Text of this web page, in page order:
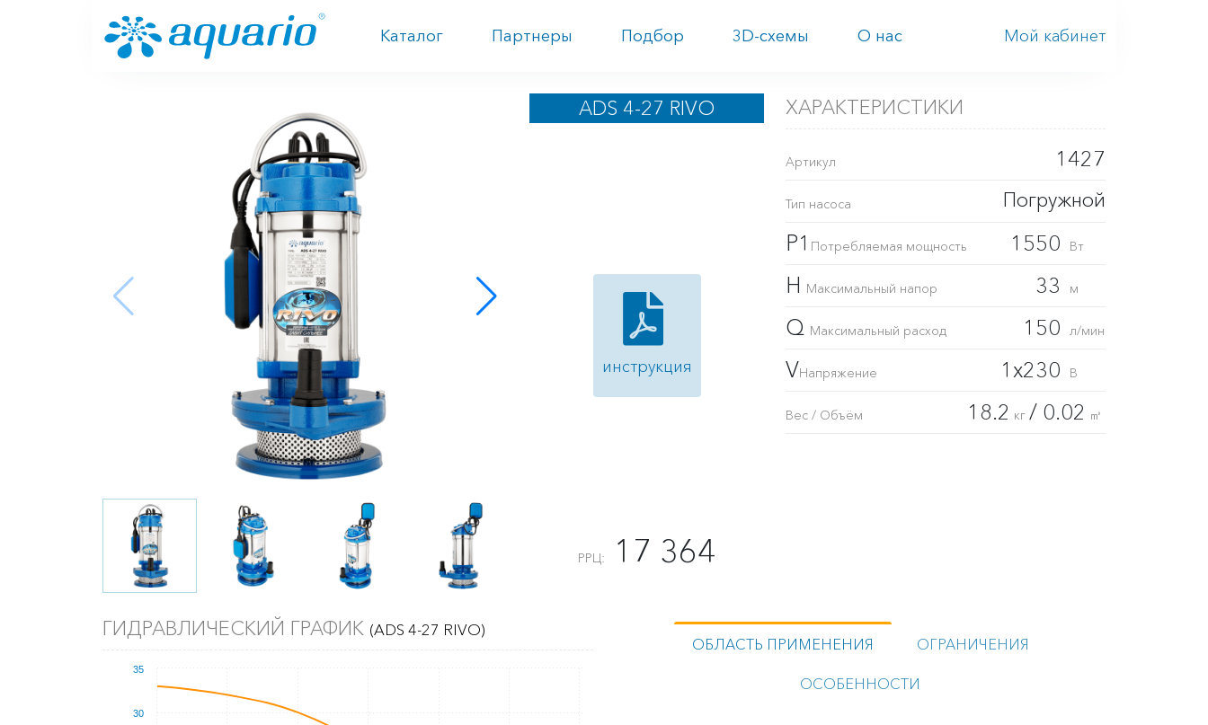
Каталог Партнеры Подбор 3D-схемы О нас Мой кабинет
ADS 4-27 RIVO
инструкция
РРЦ: 17 364
ХАРАКТЕРИСТИКИ
Артикул 1427
Тип насоса Погружной
P1 Потребляемая мощность 1550 Вт
H Максимальный напор 33 м
Q Максимальный расход 150 л/мин
VНапряжение 1x230 В
Вес / Объём 18.2 кг / 0.02 ㎥
ГИДРАВЛИЧЕСКИЙ ГРАФИК (ADS 4-27 RIVO)
30
35
ОБЛАСТЬ ПРИМЕНЕНИЯ ОГРАНИЧЕНИЯ
ОСОБЕННОСТИ